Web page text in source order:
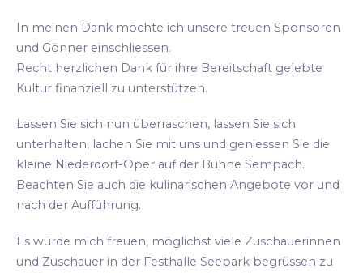
In meinen Dank möchte ich unsere treuen Sponsoren
und Gönner einschliessen.
Recht herzlichen Dank für ihre Bereitschaft gelebte
Kultur finanziell zu unterstützen.
Lassen Sie sich nun überraschen, lassen Sie sich
unterhalten, lachen Sie mit uns und geniessen Sie die
kleine Niederdorf-Oper auf der Bühne Sempach.
Beachten Sie auch die kulinarischen Angebote vor und
nach der Aufführung.
Es würde mich freuen, möglichst viele Zuschauerinnen
und Zuschauer in der Festhalle Seepark begrüssen zu